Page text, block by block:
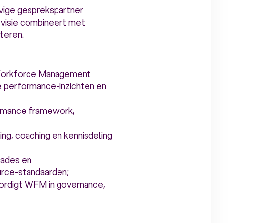
gesprekspartner
combineert met
Management
performance-inzichten en
framework,
coaching en kennisdeling
en
standaarden;
WFM in governance,